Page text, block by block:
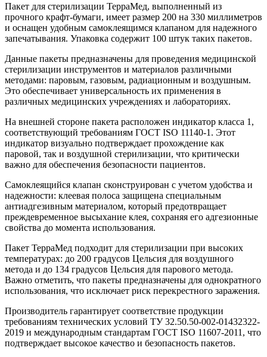
Пакет для стерилизации ТерраМед, выполненный из
прочного крафт-бумаги, имеет размер 200 на 330 миллиметров
и оснащен удобным самоклеящимся клапаном для надежного
запечатывания. Упаковка содержит 100 штук таких пакетов.
Данные пакеты предназначены для проведения медицинской
стерилизации инструментов и материалов различными
методами: паровым, газовым, радиационным и воздушным.
Это обеспечивает универсальность их применения в
различных медицинских учреждениях и лабораториях.
На внешней стороне пакета расположен индикатор класса 1,
соответствующий требованиям ГОСТ ISO 11140-1. Этот
индикатор визуально подтверждает прохождение как
паровой, так и воздушной стерилизации, что критически
важно для обеспечения безопасности пациентов.
Самоклеящийся клапан сконструирован с учетом удобства и
надежности: клеевая полоса защищена специальным
антиадгезивным материалом, который предотвращает
преждевременное высыхание клея, сохраняя его адгезионные
свойства до момента использования.
Пакет ТерраМед подходит для стерилизации при высоких
температурах: до 200 градусов Цельсия для воздушного
метода и до 134 градусов Цельсия для парового метода.
Важно отметить, что пакеты предназначены для однократного
использования, что исключает риск перекрестного заражения.
Производитель гарантирует соответствие продукции
требованиям технических условий ТУ 32.50.50-002-01432322-
2019 и международным стандартам ГОСТ ISO 11607-2011, что
подтверждает высокое качество и безопасность пакетов.